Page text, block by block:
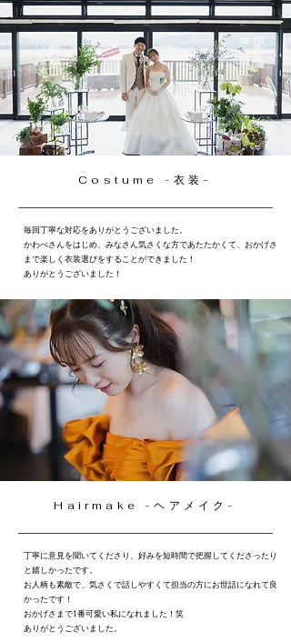
​Costume -衣装-
毎回丁寧な対応をありがとうございました。
かわべさんをはじめ、みなさん気さくな方であたたかくて、おかげさ
まで楽しく衣装選びをすることができました！
ありがとうございました！
Hairmake -ヘアメイク-
丁寧に意見を聞いてくださり、好みを短時間で把握してくださったり
と嬉しかったです。
お人柄も素敵で、気さくで話しやすくて担当の方にお世話になれて良
かったです！
おかげさまで1番可愛い私になれました！笑
ありがとうございました。